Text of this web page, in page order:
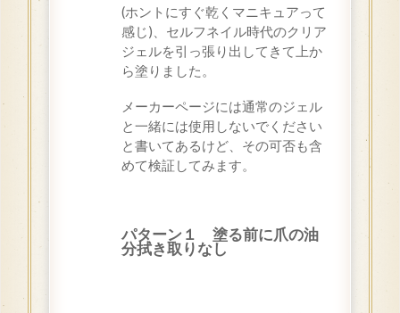
(ホントにすぐ乾くマニキュアって
感じ)、セルフネイル時代のクリア
ジェルを引っ張り出してきて上か
ら塗りました。
メーカーページには通常のジェル
と一緒には使用しないでください
と書いてあるけど、その可否も含
めて検証してみます。
パターン１ 塗る前に爪の油
分拭き取りなし